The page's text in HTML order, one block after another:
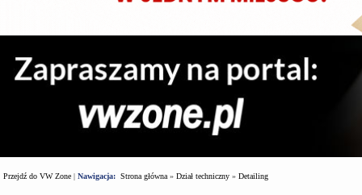
Przejdź do VW Zone | Nawigacja: Strona główna » Dział techniczny » Detailing